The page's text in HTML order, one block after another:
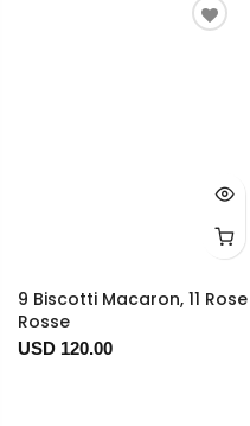
9 Biscotti Macaron, 11 Rose
Rosse
USD 120.00